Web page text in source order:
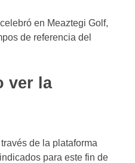
en Meaztegi Golf,
de referencia del
ver la
de la plataforma
para este fin de